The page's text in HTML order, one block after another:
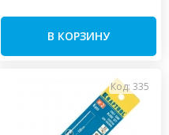
В КОРЗИНУ
Код: 335